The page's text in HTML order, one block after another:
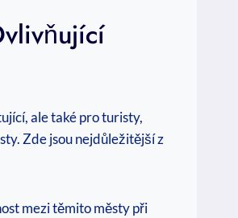
ale také pro turisty,
Zde jsou nejdůležitější z
mezi těmito městy při